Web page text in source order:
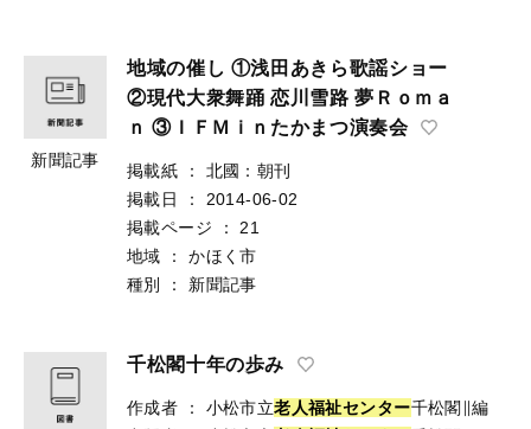
新聞記事
地域の催し ①浅田あきら歌謡ショー
②現代大衆舞踊 恋川雪路 夢Ｒｏｍａ
ｎ ③ＩＦＭｉｎたかまつ演奏会
掲載紙 ：
北國：朝刊
掲載日
：
2014-06-02
掲載ページ
：
21
地域
：
かほく市
種別
： 新聞記事
千松閣十年の歩み
作成者 ： 小松市立老 人福祉センター千松閣∥編